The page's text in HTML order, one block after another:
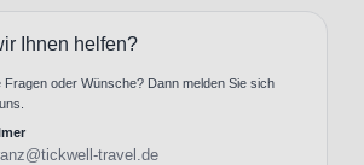
Ihnen helfen?
Fragen oder Wünsche? Dann melden Sie sich
travel.de